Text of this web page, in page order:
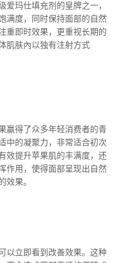
玛仕填充剂的皇牌之一，
满度，同时保持面部的自然
重即时效果，更重视长期的
肌肤內以独有注射方式
赢得了众多年轻消费者的青
中的凝聚力，非常适合初次
效提升苹果肌的丰满度，还
作用，使得面部呈现出自然
效果。
以立即看到改善效果。这种